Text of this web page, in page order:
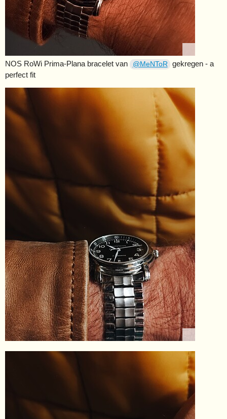
NOS RoWi Prima-Plana bracelet van @MeNToR
gekregen - a
perfect fit